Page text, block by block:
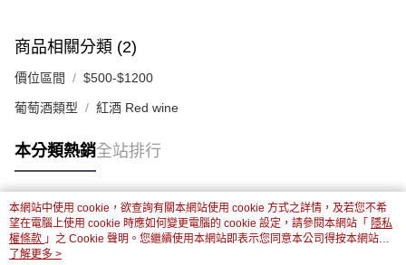
商品相關分類 (2)
價位區間 $500-$1200
葡萄酒類型 紅酒 Red wine
本分類熱銷全站排行
熱門標籤
本網站中使用 cookie，欲查詢有關本網站使用 cookie 方式之詳情，及若您不希
望在電腦上使用 cookie 時應如何變更電腦的 cookie 設定，請參閱本網站「 隱私
權條款 」之 Cookie 聲明。您繼續使用本網站即表示您同意本公司得按本網站使
用條款之 Cookie 聲明使用 cookie。
了解更多 >